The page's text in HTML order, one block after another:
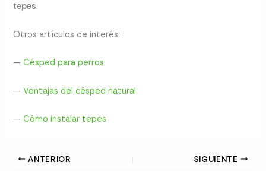
tepes.
Otros artículos de interés:
—Césped para perros
—Ventajas del césped natural
—Cómo instalar tepes
ANTERIOR SIGUIENTE